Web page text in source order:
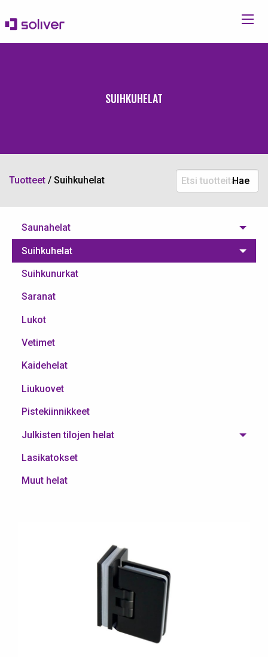
SUIHKUHELAT
Tuotteet / Suihkuhelat
Etsi
tuotteita:
Hae
Saunahelat
Suihkuhelat
Suihkunurkat
Saranat
Lukot
Vetimet
Kaidehelat
Liukuovet
Pistekiinnikkeet
Julkisten tilojen helat
Lasikatokset
Muut helat